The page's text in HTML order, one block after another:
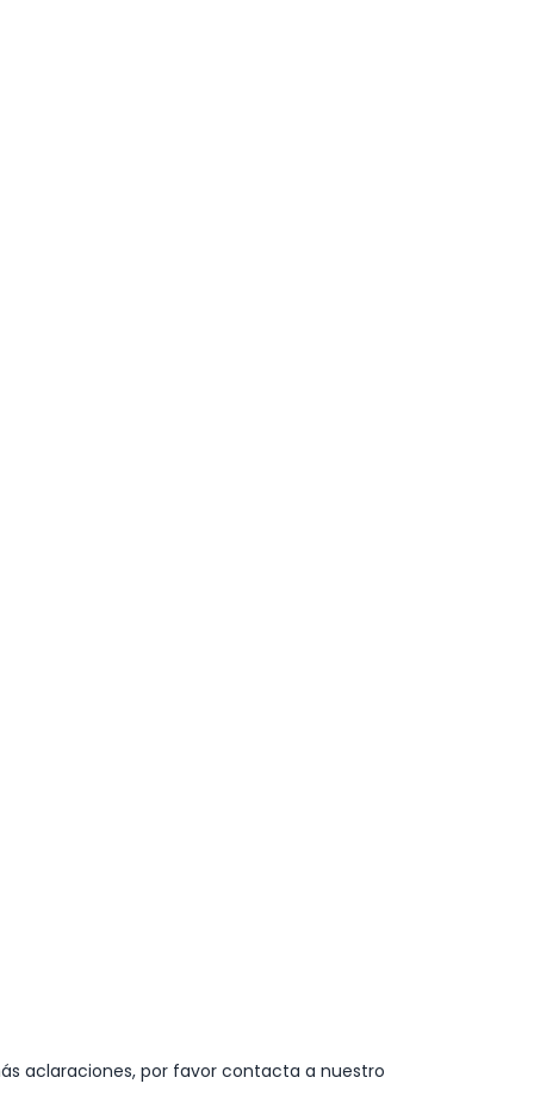
aclaraciones, por favor contacta a nuestro